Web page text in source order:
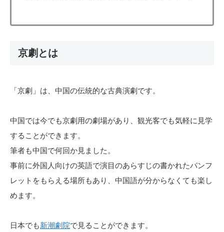
京劇とは
「京劇」は、中国の伝統的な古典演劇です。
中国では今でも京劇用の劇場があり、観光客でも気軽に見学
することができます。
筆者も中国で何回か見ました。
事前に外国人向けの英語で演目のあらすじの書かれたパンフ
レットをもらえる場所もあり、中国語が分からなくても楽し
めます。
日本でも新潮劇院で見ることができます。